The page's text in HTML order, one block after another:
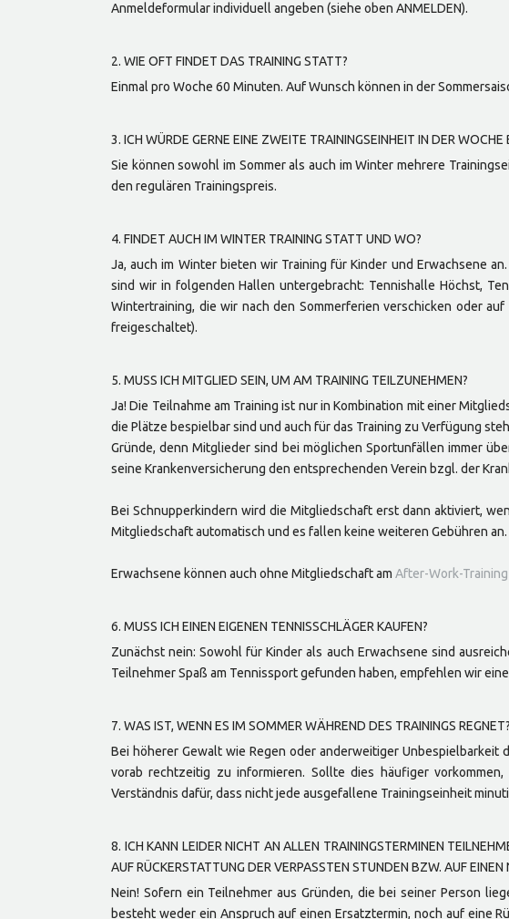
Anmeldeformular individuell angeben (siehe oben ANMELDEN).
2. WIE OFT FINDET DAS TRAINING STATT?
Einmal pro Woche 60 Minuten. Auf Wunsch können in der
3. ICH WÜRDE GERNE EINE ZWEITE TRAININGSEINHEIT IN DER
Sie können sowohl im Sommer als auch im Winter mehrere
den regulären Trainingspreis.
4. FINDET AUCH IM WINTER TRAINING STATT UND WO?
Ja, auch im Winter bieten wir Training für Kinder und Erwachsene
sind wir in folgenden Hallen untergebracht: Tennishalle Höchst,
Wintertraining, die wir nach den Sommerferien verschicken oder
freigeschaltet).
5. MUSS ICH MITGLIED SEIN, UM AM TRAINING TEILZUNEHMEN?
Ja! Die Teilnahme am Training ist nur in Kombination mit einer
die Plätze bespielbar sind und auch für das Training zu Verfügung
Gründe, denn Mitglieder sind bei möglichen Sportunfällen immer
seine Krankenversicherung den entsprechenden Verein bzgl. der
Bei Schnupperkindern wird die Mitgliedschaft erst dann aktiviert,
Mitgliedschaft automatisch und es fallen keine weiteren Gebühren an.
Erwachsene können auch ohne Mitgliedschaft am After-Work-Training
6. MUSS ICH EINEN EIGENEN TENNISSCHLÄGER KAUFEN?
Zunächst nein: Sowohl für Kinder als auch Erwachsene sind
Teilnehmer Spaß am Tennissport gefunden haben, empfehlen wir
7. WAS IST, WENN ES IM SOMMER WÄHREND DES TRAININGS REGNET?
Bei höherer Gewalt wie Regen oder anderweitiger
vorab rechtzeitig zu informieren. Sollte dies häufiger
Verständnis dafür, dass nicht jede ausgefallene Trainingseinheit
8. ICH KANN LEIDER NICHT AN ALLEN TRAININGSTERMINEN
AUF RÜCKERSTATTUNG DER VERPASSTEN STUNDEN BZW. AUF EINEN
Nein! Sofern ein Teilnehmer aus Gründen, die bei seiner Person
besteht weder ein Anspruch auf einen Ersatztermin, noch auf eine